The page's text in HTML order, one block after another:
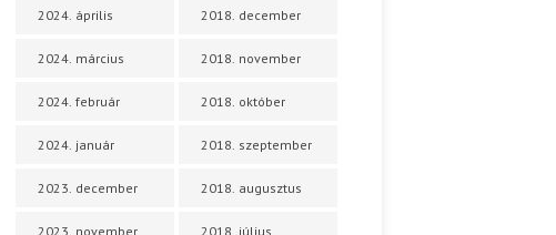
2024. április
2024. március
2024. február
2024. január
2023. december
2023. november
2018. december
2018. november
2018. október
2018. szeptember
2018. augusztus
2018. július